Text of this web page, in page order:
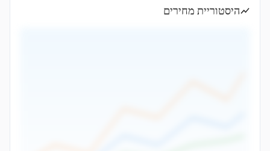
היסטוריית מחירים